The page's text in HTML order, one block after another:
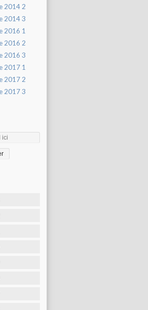
2014 2
2014 3
2016 1
2016 2
2016 3
2017 1
2017 2
2017 3